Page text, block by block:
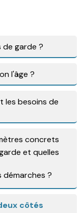
garde ?
l'âge ?
les besoins de
concrets
et quelles
démarches ?
côtés